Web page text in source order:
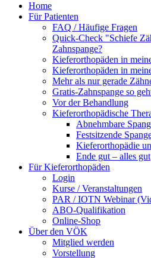
Home
Für Patienten
FAQ / Häufige Fragen
Quick-Check "Schiefe
Zahnspange?
Kieferorthopäden in
Kieferorthopäden in
Mehr als nur gerade
Gratis-Zahnspange so
Vor der Behandlung
Kieferorthopädische
Abnehmbare
Festsitzende
Kieferorthopädie
Ende gut – alles gut
Für Kieferorthopäden
Login
Kurse / Veranstaltungen
PAR / IOTN Webinar
ABO-Qualifikation
Online-Shop
Über den VÖK
Mitglied werden
Vorstellung